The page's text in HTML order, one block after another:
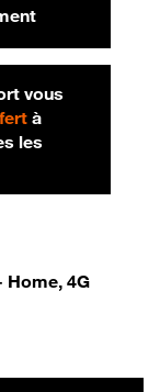
vous
à
les
Home, 4G